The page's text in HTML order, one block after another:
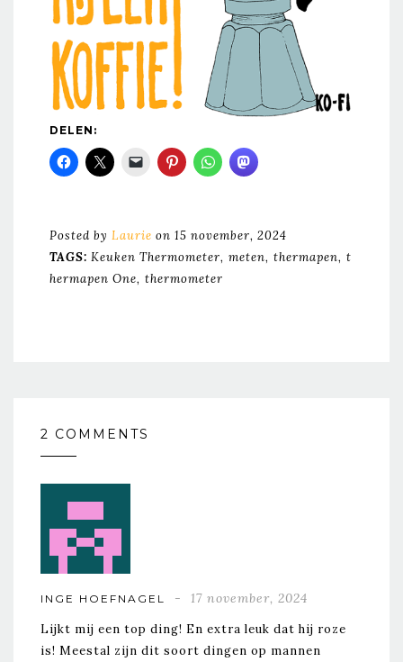
DELEN:
Posted by Laurie on 15 november, 2024
TAGS: Keuken Thermometer Meten Thermapen T
Hermapen One Thermometer
2 COMMENTS
INGE HOEFNAGEL 17 november, 2024
Lijkt mij een top ding! En extra leuk dat hij roze
is! Meestal zijn dit soort dingen op mannen